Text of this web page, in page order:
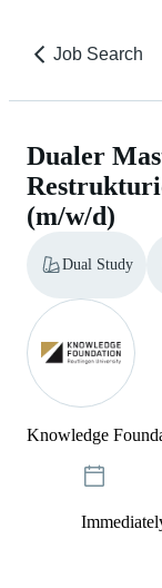
Job Search
Dualer
(m/w/d)
Dual Study
Knowledge